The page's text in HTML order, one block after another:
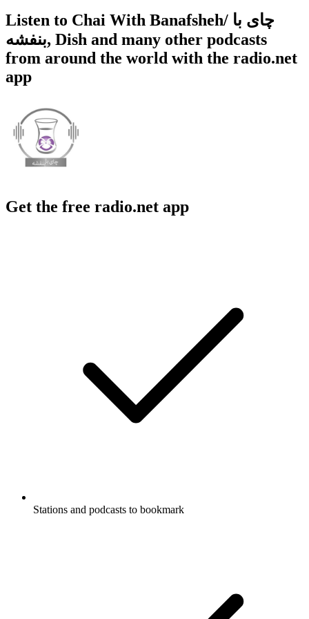
Listen to Chai With Banafsheh/ چای با
بنفشه, Dish and many other podcasts
from around the world with the radio.net
app
Get the free radio.net app
Stations and podcasts to bookmark